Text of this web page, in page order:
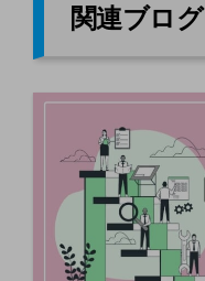
関連ブログ